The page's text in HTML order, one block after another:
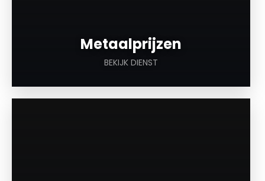
Metaalprijzen
BEKIJK DIENST